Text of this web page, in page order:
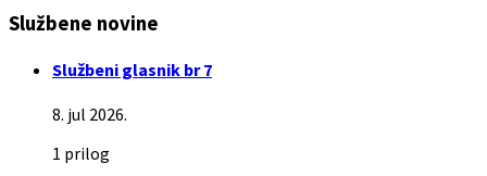
Službene novine
Službeni glasnik br 7
8. jul 2026.
1 prilog